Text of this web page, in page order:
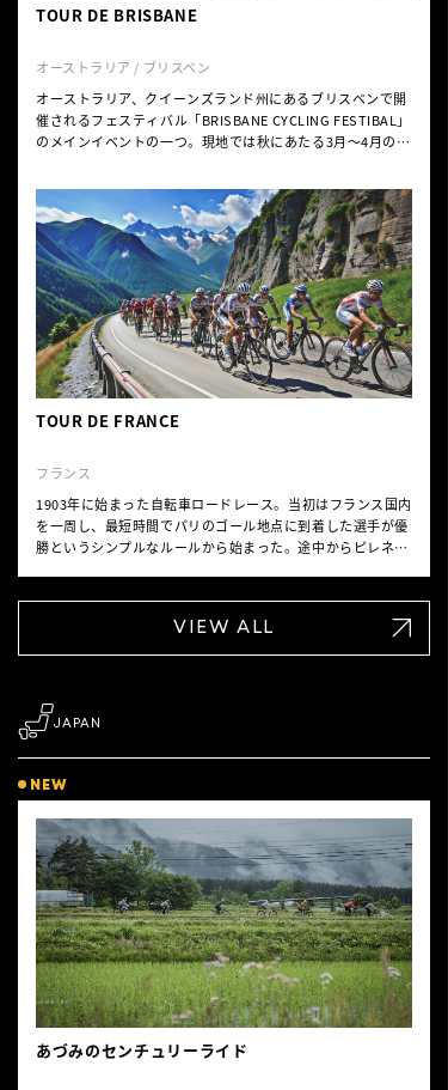
TOUR DE BRISBANE
オーストラリア / ブリスベン
オーストラリア、クイーンズランド州にあるブリスベンで開
催されるフェスティバル「BRISBANE CYCLING FESTIBAL」
のメインイベントの一つ。現地では秋にあたる3月～4月のフ
に行われ、「ツール・ド・ブリスベン」はそのメインイベン
トの一つ。普段は車両専用バイパスであるレガシートンネル
や、バス専用道路のサウスイーストバスウェイなどが完全に
閉鎖された、110kmのライドを快適に楽しめる。
TOUR DE FRANCE
フランス
1903年に始まった自転車ロードレース。当初はフランス国内
を一周し、最短時間でパリのゴール地点に到着した選手が優
勝というシンプルなルールから始まった。途中からピレネー
し、個人総合成績の1位選手は「maillot jaune（マイヨジョ
ーヌ）」と呼ばれる黄色いジャージを着用して走る。期間合
VIEW ALL
JAPAN
NEW
あづみのセンチュリーライド